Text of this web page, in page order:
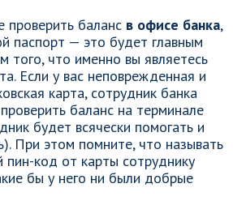
проверить баланс в офисе банка,
паспорт — это будет главным
того, что именно вы являетесь
Если у вас неповрежденная и
карта, сотрудник банка
баланс на терминале
будет всячески помогать и
При этом помните, что называть
пин-код от карты сотруднику
бы у него ни были добрые